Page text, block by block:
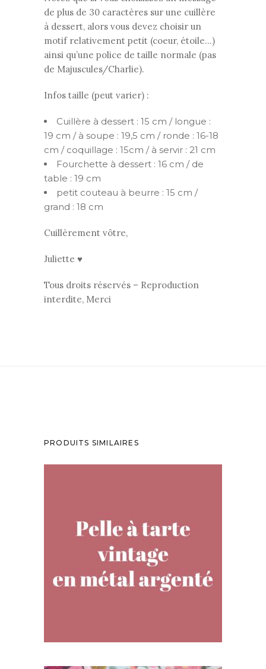
de plus de 30 caractères sur une cuillère
à dessert, alors vous devez choisir un
motif relativement petit (coeur, étoile…)
ainsi qu’une police de taille normale (pas
de Majuscules/Charlie).
Infos taille (peut varier) :
Cuillère à dessert : 15 cm / longue :
19 cm / à soupe : 19,5 cm / ronde : 16-18
cm / coquillage : 15cm / à servir : 21 cm
Fourchette à dessert : 16 cm / de
table : 19 cm
petit couteau à beurre : 15 cm /
grand : 18 cm
Cuillèrement vôtre,
Juliette ♥
Tous droits réservés – Reproduction
interdite, Merci
PRODUITS SIMILAIRES
PELLE À TARTE FLEURIE VINTAGE
PERSONNALISÉE (MODÈLE ALÉATOIRE)
55,00
AJOUTER AU PANIER